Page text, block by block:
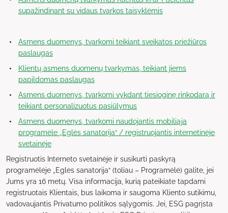
supažindinant su vidaus tvarkos taisyklėmis
Asmens duomenys, tvarkomi teikiant sveikatos priežiūros
paslaugas
Klientų asmens duomenų tvarkymas, teikiant jiems
papildomas paslaugas
Asmens duomenys, tvarkomi vykdant tiesioginę rinkodarą ir
teikiant personalizuotus pasiūlymus
Asmens duomenys, tvarkomi naudojantis mobiliąja
programėle „Eglės sanatorija“ / registruojantis internetinėje
svetainėje
Registruotis Interneto svetainėje ir susikurti paskyrą
programėlėje „Eglės sanatorija“ (toliau – Programėlė) galite, jei
Jums yra 16 metų. Visa informacija, kurią pateikiate tapdami
registruotais Klientais, bus laikoma ir saugoma Kliento sutikimu,
vadovaujantis Privatumo politikos sąlygomis. Jei, ESG pagrįsta